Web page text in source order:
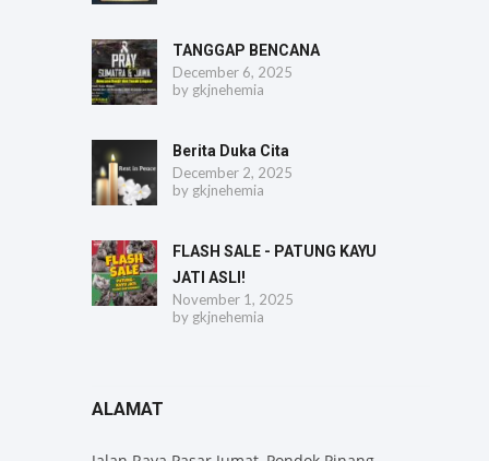
TANGGAP BENCANA
December 6, 2025
by gkjnehemia
Berita Duka Cita
December 2, 2025
by gkjnehemia
FLASH SALE - PATUNG KAYU
JATI ASLI!
November 1, 2025
by gkjnehemia
ALAMAT